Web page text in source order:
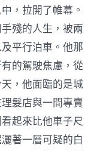
，拉開了帷幕。
殘的人生，被兩
平行泊車。他那
的駕駛焦慮，從
，他面臨的是城
髮店與一間專賣
起來比他車子尺
著一層可疑的白